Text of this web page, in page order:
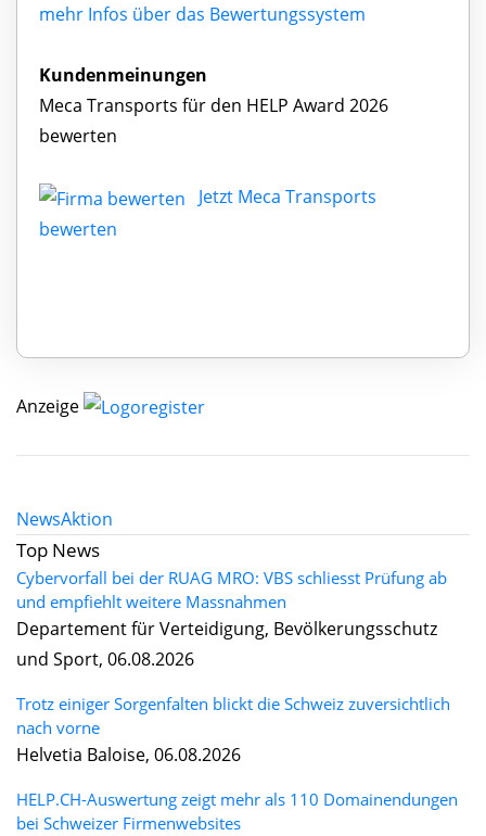
mehr Infos über das Bewertungssystem
Kundenmeinungen
Meca Transports für den HELP Award 2026
bewerten
Jetzt Meca Transports
bewerten
Anzeige
NewsAktion
Top News
Cybervorfall bei der RUAG MRO: VBS schliesst Prüfung ab
und empfiehlt weitere Massnahmen
Departement für Verteidigung, Bevölkerungsschutz
und Sport, 06.08.2026
Trotz einiger Sorgenfalten blickt die Schweiz zuversichtlich
nach vorne
Helvetia Baloise, 06.08.2026
HELP.CH-Auswertung zeigt mehr als 110 Domainendungen
bei Schweizer Firmenwebsites